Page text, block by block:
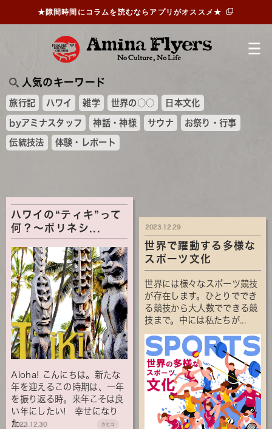
人気のキーワード
旅行記 ハワイ 雑学 世界の○○ 日本文化
byアミナスタッフ 神話・神様 サウナ お祭り・行事
伝統技法 体験・レポート
★隙間時間にコラムを読むならアプリがオススメ★
ハワイの“ティキ”って
何？～ポリネシ...
Aloha! こんにちは。新たな
年を迎えるこの時期は、一年
を振り返る時。来年こそは良
い年にしたい! 幸せになり
た...
2023.12.30 カヒコ
世界で躍動する多様な
スポーツ文化
世界には様々なスポーツ競技
が存在します。ひとりででき
る競技から大人数でできる競
技まで。中には私たちが...
2023.12.29